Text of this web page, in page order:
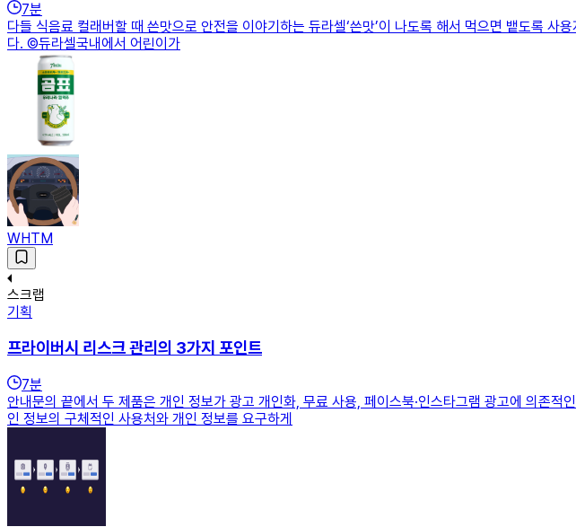
7분
다들 식음료 컬래버할 때 쓴맛으로 안전을 이야기하는 듀라셀‘쓴맛’이 나도록 해서 먹으면 뱉도록
다. ©듀라셀국내에서 어린이가
WHTM
스크랩
기획
프라이버시 리스크 관리의 3가지 포인트
7분
안내문의 끝에서 두 제품은 개인 정보가 광고 개인화, 무료 사용, 페이스북·인스타그램 광고에 의존
인 정보의 구체적인 사용처와 개인 정보를 요구하게